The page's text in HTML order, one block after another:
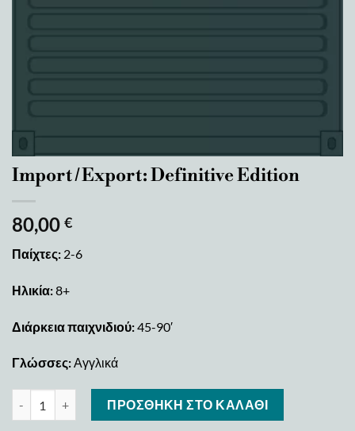
Import / Export: Definitive Edition
80,00 €
Παίχτες: 2-6
Ηλικία:8+
Διάρκεια παιχνιδιού:45-90′
Γλώσσες:Αγγλικά
Import / Export: Definitive Edition ποσότητα
ΠΡΟΣΘΉΚΗ ΣΤΟ ΚΑΛΆΘΙ